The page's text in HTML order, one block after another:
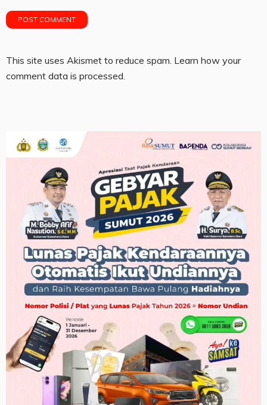
This site uses Akismet to reduce spam. Learn how your
comment data is processed.